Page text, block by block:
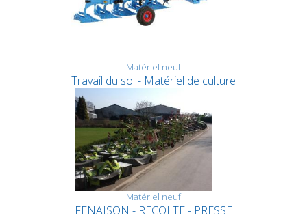
Matériel neuf
Travail du sol - Matériel de culture
Matériel neuf
FENAISON - RECOLTE - PRESSE